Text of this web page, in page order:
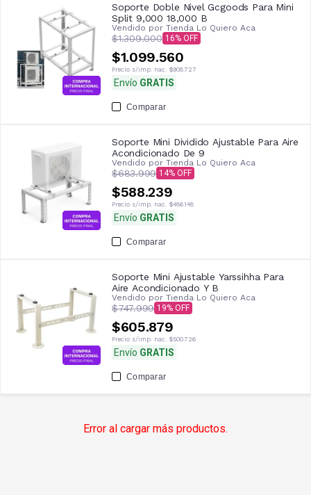
Soporte Doble Nivel Gcgoods Para Mini
Split 9,000 18,000 B
Vendido por Tienda Lo Quiero Aca
$1.309.000 16
$1.099.560
Precio s/imp. nac. $908.727
Envío GRATIS
Comparar
Soporte Mini Dividido Ajustable Para Aire
Acondicionado De 9
Vendido por Tienda Lo Quiero Aca
$683.999 14
$588.239
Precio s/imp. nac. $486.148
Envío GRATIS
Comparar
Soporte Mini Ajustable Yarssihha Para
Aire Acondicionado Y B
Vendido por Tienda Lo Quiero Aca
$747.999 19
$605.879
Precio s/imp. nac. $500.726
Envío GRATIS
Comparar
Error al cargar más productos.